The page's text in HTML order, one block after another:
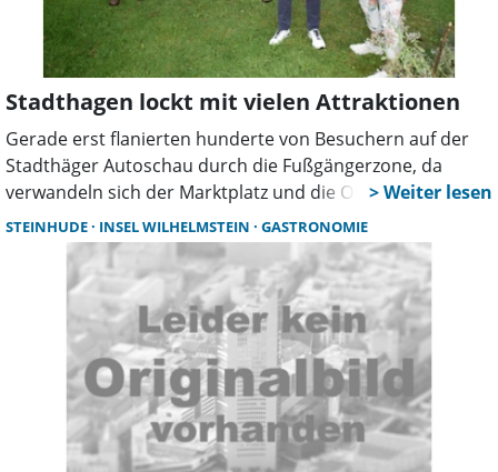
unternehmen, so der Minister. Gemeint ist damit in erster
Linie die Registrierkassenpflicht.
Stadthagen lockt mit vielen Attraktionen
Gerade erst flanierten hunderte von Besuchern auf der
Stadthäger Autoschau durch die Fußgängerzone, da
verwandeln sich der Marktplatz und die Obernstraße
erneut zu einem Besuchermagneten. Am Sonntag, 19.
Oktober öffnet der 13. Stadthäger Apfelmarkt „seine
Pforten“. Gestartet wird der Eventtag mit einem
ökumenischen Gottesdienst um 11.00 Uhr vor dem alten
Rathaus. Insgesamt 16 Aussteller haben sich angemeldet
und präsentieren ihre Produkte.
STEINHUDE INSEL WILHELMSTEIN GASTRONOMIE